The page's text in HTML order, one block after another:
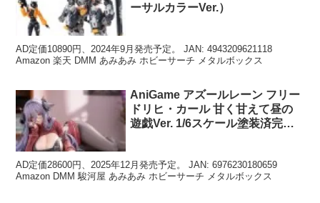
ーサルカラーVer.）
AD定価10890円、2024年9月発売予定。 JAN: 4943209621118
Amazon 楽天 DMM あみあみ ホビーサーチ メタルボックス
AniGame アズールレーン フリー
ドリヒ・カール 甘く甘えて昼の
遊戯Ver. 1/6スケール塗装済完成
AD定価28600円、2025年12月発売予定。 JAN: 6976230180659
Amazon DMM 駿河屋 あみあみ ホビーサーチ メタルボックス